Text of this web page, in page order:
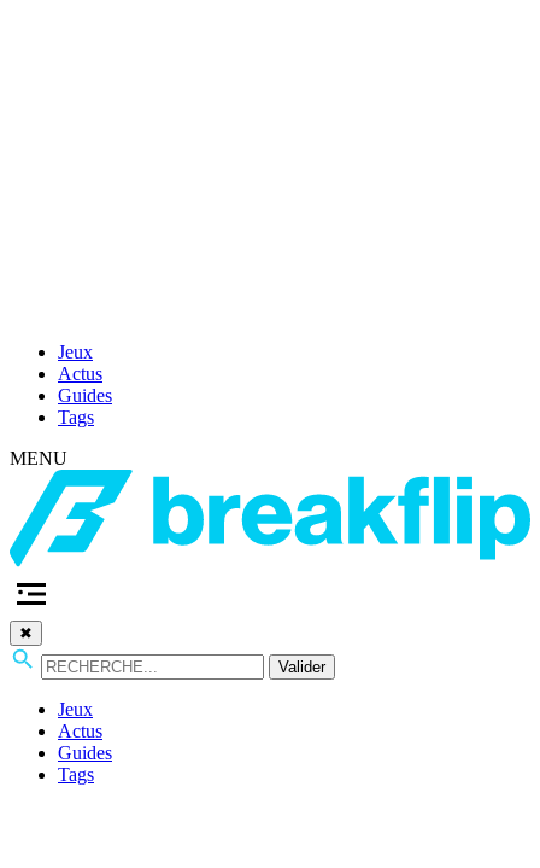
Jeux
Actus
Guides
Tags
MENU
✖
Valider
Jeux
Actus
Guides
Tags